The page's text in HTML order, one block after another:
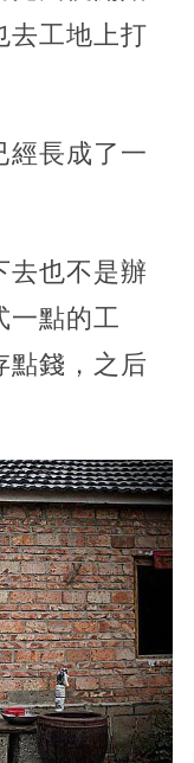
去工地上打
經長成了一
去也不是辦
一點的工
點錢，之后